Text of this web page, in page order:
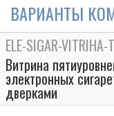
ВАРИАНТЫ
ELE-SIGAR-
Витрина
электронных
дверками